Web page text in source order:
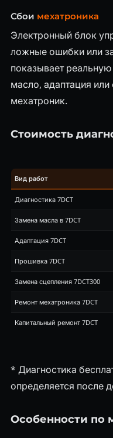
Сбои мехатроника
Электронный блок
ложные ошибки или
показывает
масло, адаптация
мехатроник.
Стоимость
Вид работ
Диагностика 7DCT
Замена масла в 7DCT
Адаптация 7DCT
Прошивка 7DCT
Замена сцепления 7DCT300
Ремонт мехатроника 7DCT
Капитальный ремонт 7DCT
* Диагностика
определяется после
Особенности по